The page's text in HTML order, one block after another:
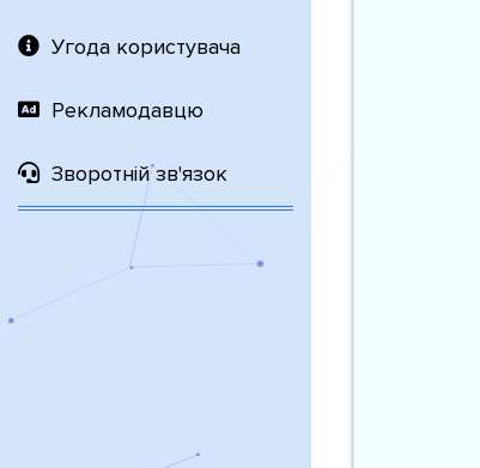
Угода користувача
Рекламодавцю
Зворотній зв'язок